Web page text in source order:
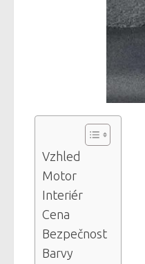
Vzhled
Motor
Interiér
Cena
Bezpečnost
Barvy